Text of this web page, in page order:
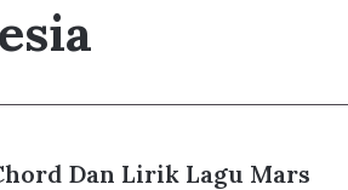
Dan Lirik Lagu Mars